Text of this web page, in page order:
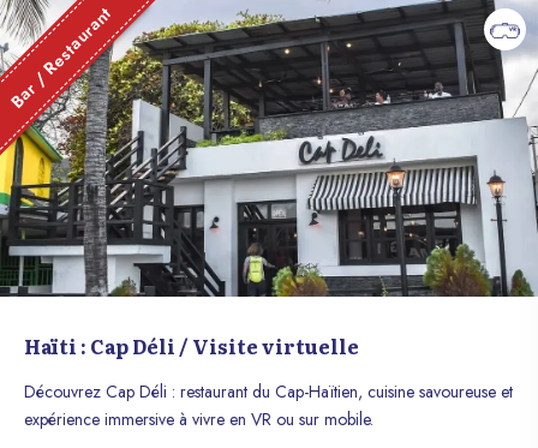
Bar / Restaurant
Haïti : Cap Déli / Visite virtuelle
Découvrez Cap Déli : restaurant du Cap-Haïtien, cuisine savoureuse et
expérience immersive à vivre en VR ou sur mobile.